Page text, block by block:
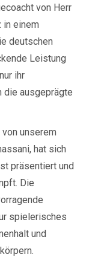
von Herr
in einem
deutschen
Leistung
ihr
die ausgeprägte
unserem
hat sich
präsentiert und
Die
spielerisches
und